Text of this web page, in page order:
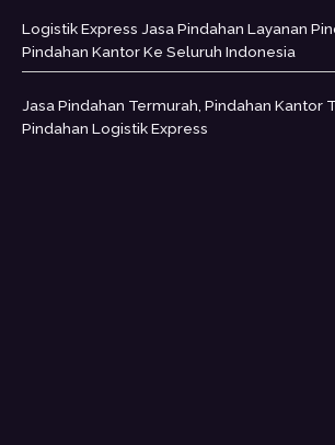
Logistik Express Jasa Pindahan Layanan
Pindahan Kantor Ke Seluruh Indonesia
Jasa Pindahan Termurah, Pindahan Kantor
Pindahan Logistik Express